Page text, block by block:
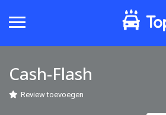
Cash-Flash
Review toevoegen